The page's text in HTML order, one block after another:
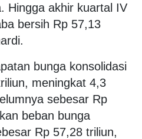
Hingga akhir kuartal IV
bersih Rp 57,13
bunga konsolidasi
meningkat 4,3
sebesar Rp
beban bunga
Rp 57,28 triliun,